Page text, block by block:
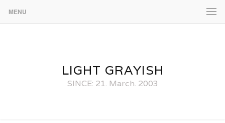
MENU
LIGHT GRAYISH
SINCE: 21. March. 2003